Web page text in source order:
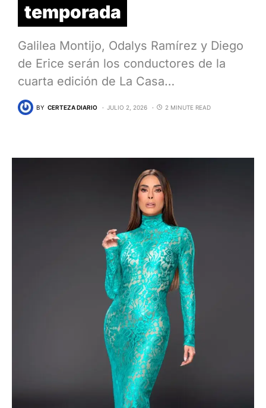
temporada
Galilea Montijo, Odalys Ramírez y Diego
de Erice serán los conductores de la
cuarta edición de La Casa…
BY CERTEZA DIARIO JULIO 2, 2026 2 MINUTE READ